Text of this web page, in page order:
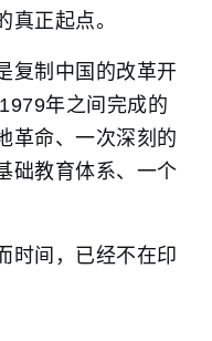
真正起点。
复制中国的改革开
年之间完成的
命、一次深刻的
础教育体系、一个
时间，已经不在印